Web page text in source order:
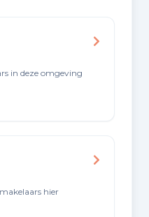
in deze omgeving
hier